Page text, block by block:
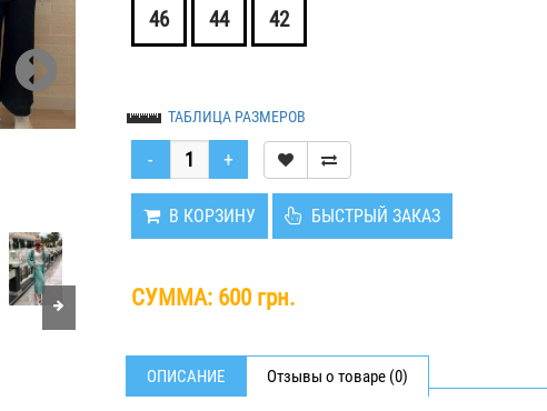
46 44 42
ТАБЛИЦА РАЗМЕРОВ
В КОРЗИНУ БЫСТРЫЙ ЗАКАЗ
СУММА: 600 грн.
ОПИСАНИЕ Отзывы о товаре (0)